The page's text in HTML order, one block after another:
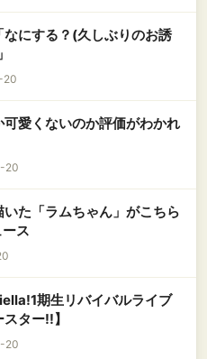
なにする？(久しぶりのお誘
20
愛くないのか評価がわかれ
20
いた「ラムちゃん」がこちら
ス
期生リバイバルライブ
ター!!】
20